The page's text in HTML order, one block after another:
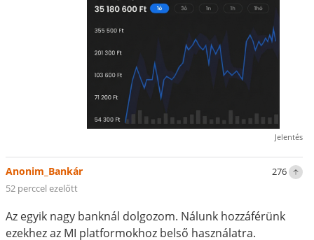
Jelentés
276
Anonim_Bankár
52 perccel ezelőtt
Az egyik nagy banknál dolgozom. Nálunk hozzáférünk
ezekhez az MI platformokhoz belső használatra.